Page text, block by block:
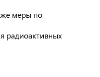
меры по
радиоактивных